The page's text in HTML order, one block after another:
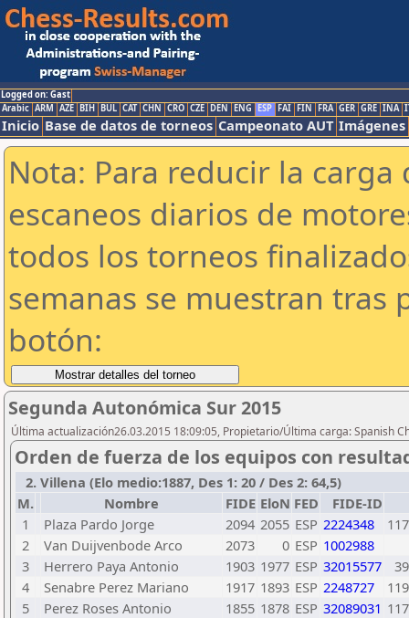
Logged on: Gast
Arabic ARM AZE BIH BUL CAT CHN CRO CZE DEN ENG ESP FAI FIN FRA GER GRE INA
Inicio Base de datos de torneos Campeonato AUT Imágenes
Nota: Para reducir la
escaneos diarios de
todos los torneos
semanas se muestran tras
botón:
Segunda Autonómica Sur 2015
Última actualización26.03.2015 18:09:05, Propietario/Última carga: Spanish
Orden de fuerza de los equipos con
2. Villena (Elo medio:1887, Des 1: 20 / Des 2: 64,5)
M.
Nombre FIDE EloN FED
FIDE-ID
1
Plaza Pardo Jorge 2094 2055 ESP 2224348
2
Van Duijvenbode Arco 2073 0 ESP 1002988
3
Herrero Paya Antonio 1903 1977 ESP 32015577
4
Senabre Perez Mariano 1917 1893 ESP 2248727
5
Perez Roses Antonio 1855 1878 ESP 32089031